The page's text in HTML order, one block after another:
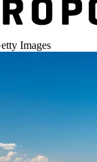
Images